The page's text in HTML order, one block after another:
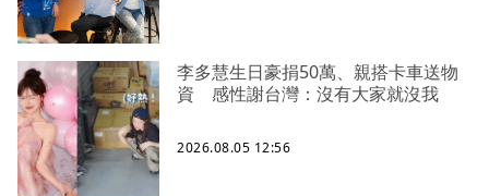
李多慧生日豪捐50萬、親搭卡車送物
資 感性謝台灣：沒有大家就沒我
2026.08.05 12:56